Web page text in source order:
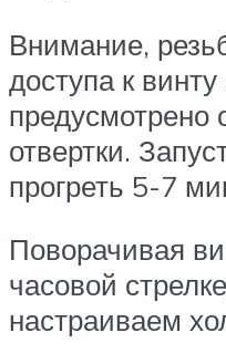
Внимание,
доступа к
предусмотрено
отвертки.
прогреть 5-7
Поворачивая
часовой
настраиваем